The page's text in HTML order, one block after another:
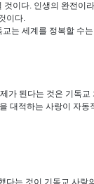
이다. 인생의 완전이
이다.
는 세계를 정복할 수
가 된다는 것은 기독
대적하는 사랑이 자
는 것이 기독교 사랑